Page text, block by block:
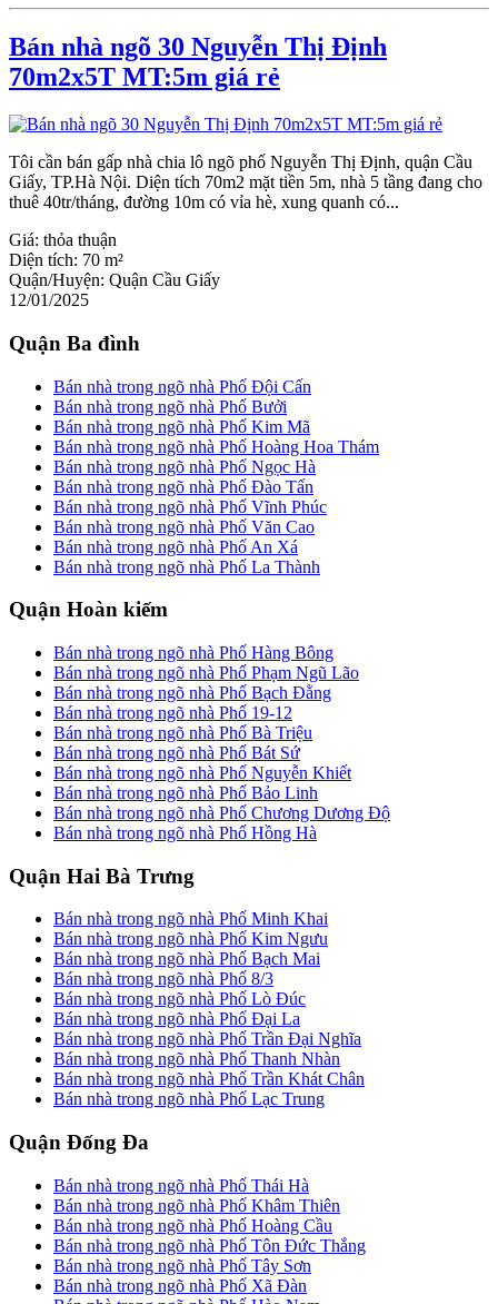
Bán nhà ngõ 30 Nguyễn Thị Định
70m2x5T MT:5m giá rẻ
Tôi cần bán gấp nhà chia lô ngõ phố Nguyễn Thị Định, quận Cầu
Giấy, TP.Hà Nội. Diện tích 70m2 mặt tiền 5m, nhà 5 tầng đang cho
thuê 40tr/tháng, đường 10m có vỉa hè, xung quanh có...
Giá: thỏa thuận
Diện tích: 70 m²
Quận/Huyện: Quận Cầu Giấy
12/01/2025
Quận Ba đình
Bán nhà trong ngõ nhà Phố Đội Cấn
Bán nhà trong ngõ nhà Phố Bưởi
Bán nhà trong ngõ nhà Phố Kim Mã
Bán nhà trong ngõ nhà Phố Hoàng Hoa Thám
Bán nhà trong ngõ nhà Phố Ngọc Hà
Bán nhà trong ngõ nhà Phố Đào Tấn
Bán nhà trong ngõ nhà Phố Vĩnh Phúc
Bán nhà trong ngõ nhà Phố Văn Cao
Bán nhà trong ngõ nhà Phố An Xá
Bán nhà trong ngõ nhà Phố La Thành
Quận Hoàn kiếm
Bán nhà trong ngõ nhà Phố Hàng Bông
Bán nhà trong ngõ nhà Phố Phạm Ngũ Lão
Bán nhà trong ngõ nhà Phố Bạch Đằng
Bán nhà trong ngõ nhà Phố 19-12
Bán nhà trong ngõ nhà Phố Bà Triệu
Bán nhà trong ngõ nhà Phố Bát Sứ
Bán nhà trong ngõ nhà Phố Nguyễn Khiết
Bán nhà trong ngõ nhà Phố Bảo Linh
Bán nhà trong ngõ nhà Phố Chương Dương Độ
Bán nhà trong ngõ nhà Phố Hồng Hà
Quận Hai Bà Trưng
Bán nhà trong ngõ nhà Phố Minh Khai
Bán nhà trong ngõ nhà Phố Kim Ngưu
Bán nhà trong ngõ nhà Phố Bạch Mai
Bán nhà trong ngõ nhà Phố 8/3
Bán nhà trong ngõ nhà Phố Lò Đúc
Bán nhà trong ngõ nhà Phố Đại La
Bán nhà trong ngõ nhà Phố Trần Đại Nghĩa
Bán nhà trong ngõ nhà Phố Thanh Nhàn
Bán nhà trong ngõ nhà Phố Trần Khát Chân
Bán nhà trong ngõ nhà Phố Lạc Trung
Quận Đống Đa
Bán nhà trong ngõ nhà Phố Thái Hà
Bán nhà trong ngõ nhà Phố Khâm Thiên
Bán nhà trong ngõ nhà Phố Hoàng Cầu
Bán nhà trong ngõ nhà Phố Tôn Đức Thắng
Bán nhà trong ngõ nhà Phố Tây Sơn
Bán nhà trong ngõ nhà Phố Xã Đàn